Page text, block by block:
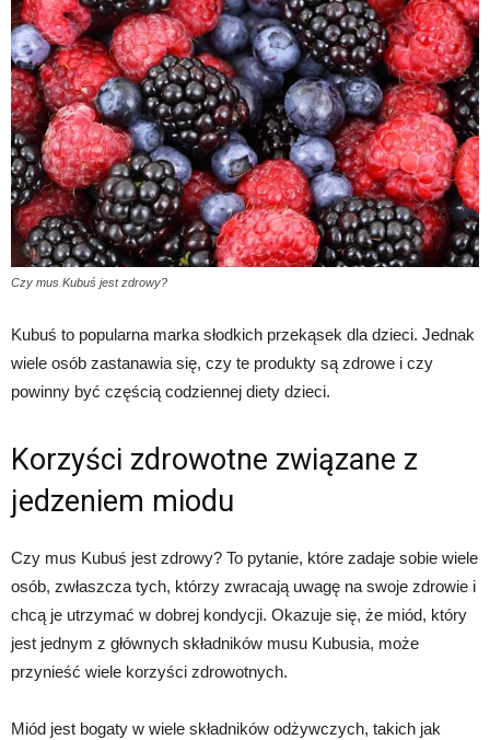
Czy mus Kubuś jest zdrowy?
Kubuś to popularna marka słodkich przekąsek dla dzieci. Jednak
wiele osób zastanawia się, czy te produkty są zdrowe i czy
powinny być częścią codziennej diety dzieci.
Korzyści zdrowotne związane z
jedzeniem miodu
Czy mus Kubuś jest zdrowy? To pytanie, które zadaje sobie wiele
osób, zwłaszcza tych, którzy zwracają uwagę na swoje zdrowie i
chcą je utrzymać w dobrej kondycji. Okazuje się, że miód, który
jest jednym z głównych składników musu Kubusia, może
przynieść wiele korzyści zdrowotnych.
Miód jest bogaty w wiele składników odżywczych, takich jak